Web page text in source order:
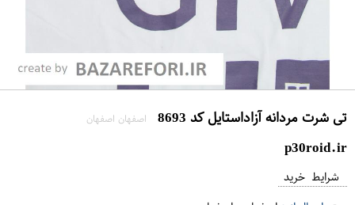
تی شرت مردانه آزاداستایل کد 8693 اصفهان اصفهان
p30roid.ir
شرایط خرید